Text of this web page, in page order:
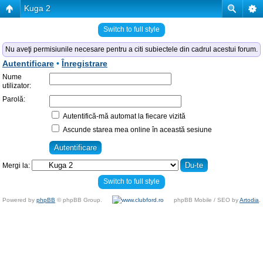
Kuga 2
Switch to full style
Nu aveţi permisiunile necesare pentru a citi subiectele din cadrul acestui forum.
Autentificare • Înregistrare
Nume
utilizator:
Parolă:
Autentifică-mă automat la fiecare vizită
Ascunde starea mea online în această sesiune
Mergi la:
Switch to full style
Powered by phpBB © phpBB Group. phpBB Mobile / SEO byArtodia